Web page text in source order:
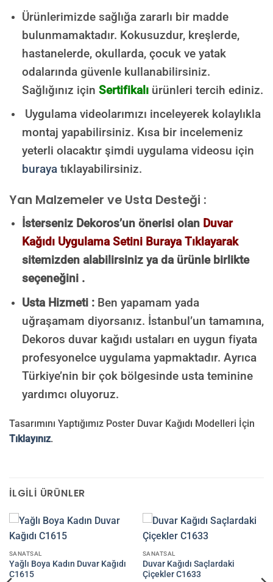
Ürünlerimizde sağlığa zararlı bir madde
bulunmamaktadır. Kokusuzdur, kreşlerde,
hastanelerde, okullarda, çocuk ve yatak
odalarında güvenle kullanabilirsiniz.
Sağlığınız için Sertifikalıürünleri tercih ediniz.
Uygulama videolarımızı inceleyerek kolaylıkla
montaj yapabilirsiniz. Kısa bir incelemeniz
yeterli olacaktır şimdi uygulama videosu için
burayatıklayabilirsiniz.
Yan Malzemeler ve Usta Desteği :
İsterseniz Dekoros’un önerisi olan Duvar
Kağıdı Uygulama Setini Buraya Tıklayarak
sitemizden alabilirsiniz ya da ürünle birlikte
seçeneğini .
Usta Hizmeti :Ben yapamam yada
uğraşamam diyorsanız. İstanbul’un tamamına,
Dekoros duvar kağıdı ustaları en uygun fiyata
profesyonelce uygulama yapmaktadır. Ayrıca
Türkiye’nin bir çok bölgesinde usta teminine
yardımcı oluyoruz.
Tasarımını Yaptığımız Poster Duvar Kağıdı Modelleri İçin
Tıklayınız.
İLGILI ÜRÜNLER
SANATSAL
Yağlı Boya Kadın Duvar Kağıdı
C1615
SANATSAL
Duvar Kağıdı Saçlardaki
Çiçekler C1633